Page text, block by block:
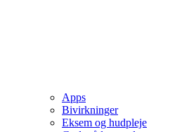
Apps
Bivirkninger
Eksem og hudpleje